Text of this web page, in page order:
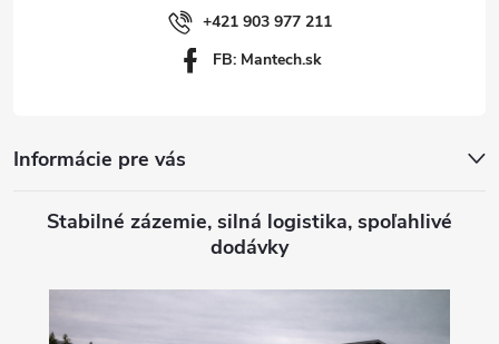
+421 903 977 211
FB: Mantech.sk
Informácie pre vás
Stabilné zázemie, silná logistika, spoľahlivé
dodávky